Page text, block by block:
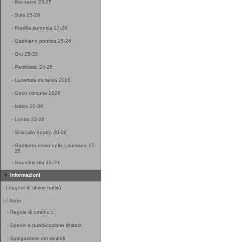
- Ibis sacro 23-25
- Sula 25-26
- Popillia japonica 23-26
- Gabbiano pontico 25-26
- Gru 25-26
- Pettirosso 24-25
- Lucertola muraiola 2026
- Geco comune 2026
- Istrice 20-26
- Lontra 22-26
- Sciacallo dorato 20-26
- Gambero rosso della Louisiana 17-
25
- Granchio blu 23-26
Informazioni
- Leggere le ultime novità
Aiuto
- Regole di ornitho.it
- Specie a pubblicazione limitata
- Spiegazione dei simboli